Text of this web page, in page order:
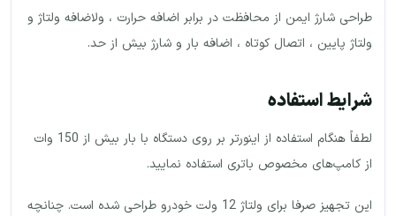
طراحی شارژ ایمن از محافظت در برابر اضافه حرارت ، ولاضافه ولتاژ و
ولتاژ پایین ، اتصال کوتاه ، اضافه بار و شارژ بیش از حد.
شرایط استفاده
لطفاً هنگام استفاده از اینورتر بر روی دستگاه با بار بیش از 150 وات
از کامپ‌های مخصوص باتری استفاده نمایید.
این تجهیز صرفا برای ولتاژ 12 ولت خودرو طراحی شده است. چنانچه